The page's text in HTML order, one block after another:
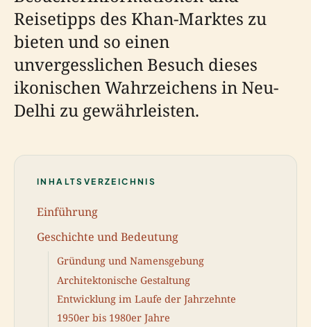
Reisetipps des Khan-Marktes zu
bieten und so einen
unvergesslichen Besuch dieses
ikonischen Wahrzeichens in Neu-
Delhi zu gewährleisten.
INHALTSVERZEICHNIS
Einführung
Geschichte und Bedeutung
Gründung und Namensgebung
Architektonische Gestaltung
Entwicklung im Laufe der Jahrzehnte
1950er bis 1980er Jahre